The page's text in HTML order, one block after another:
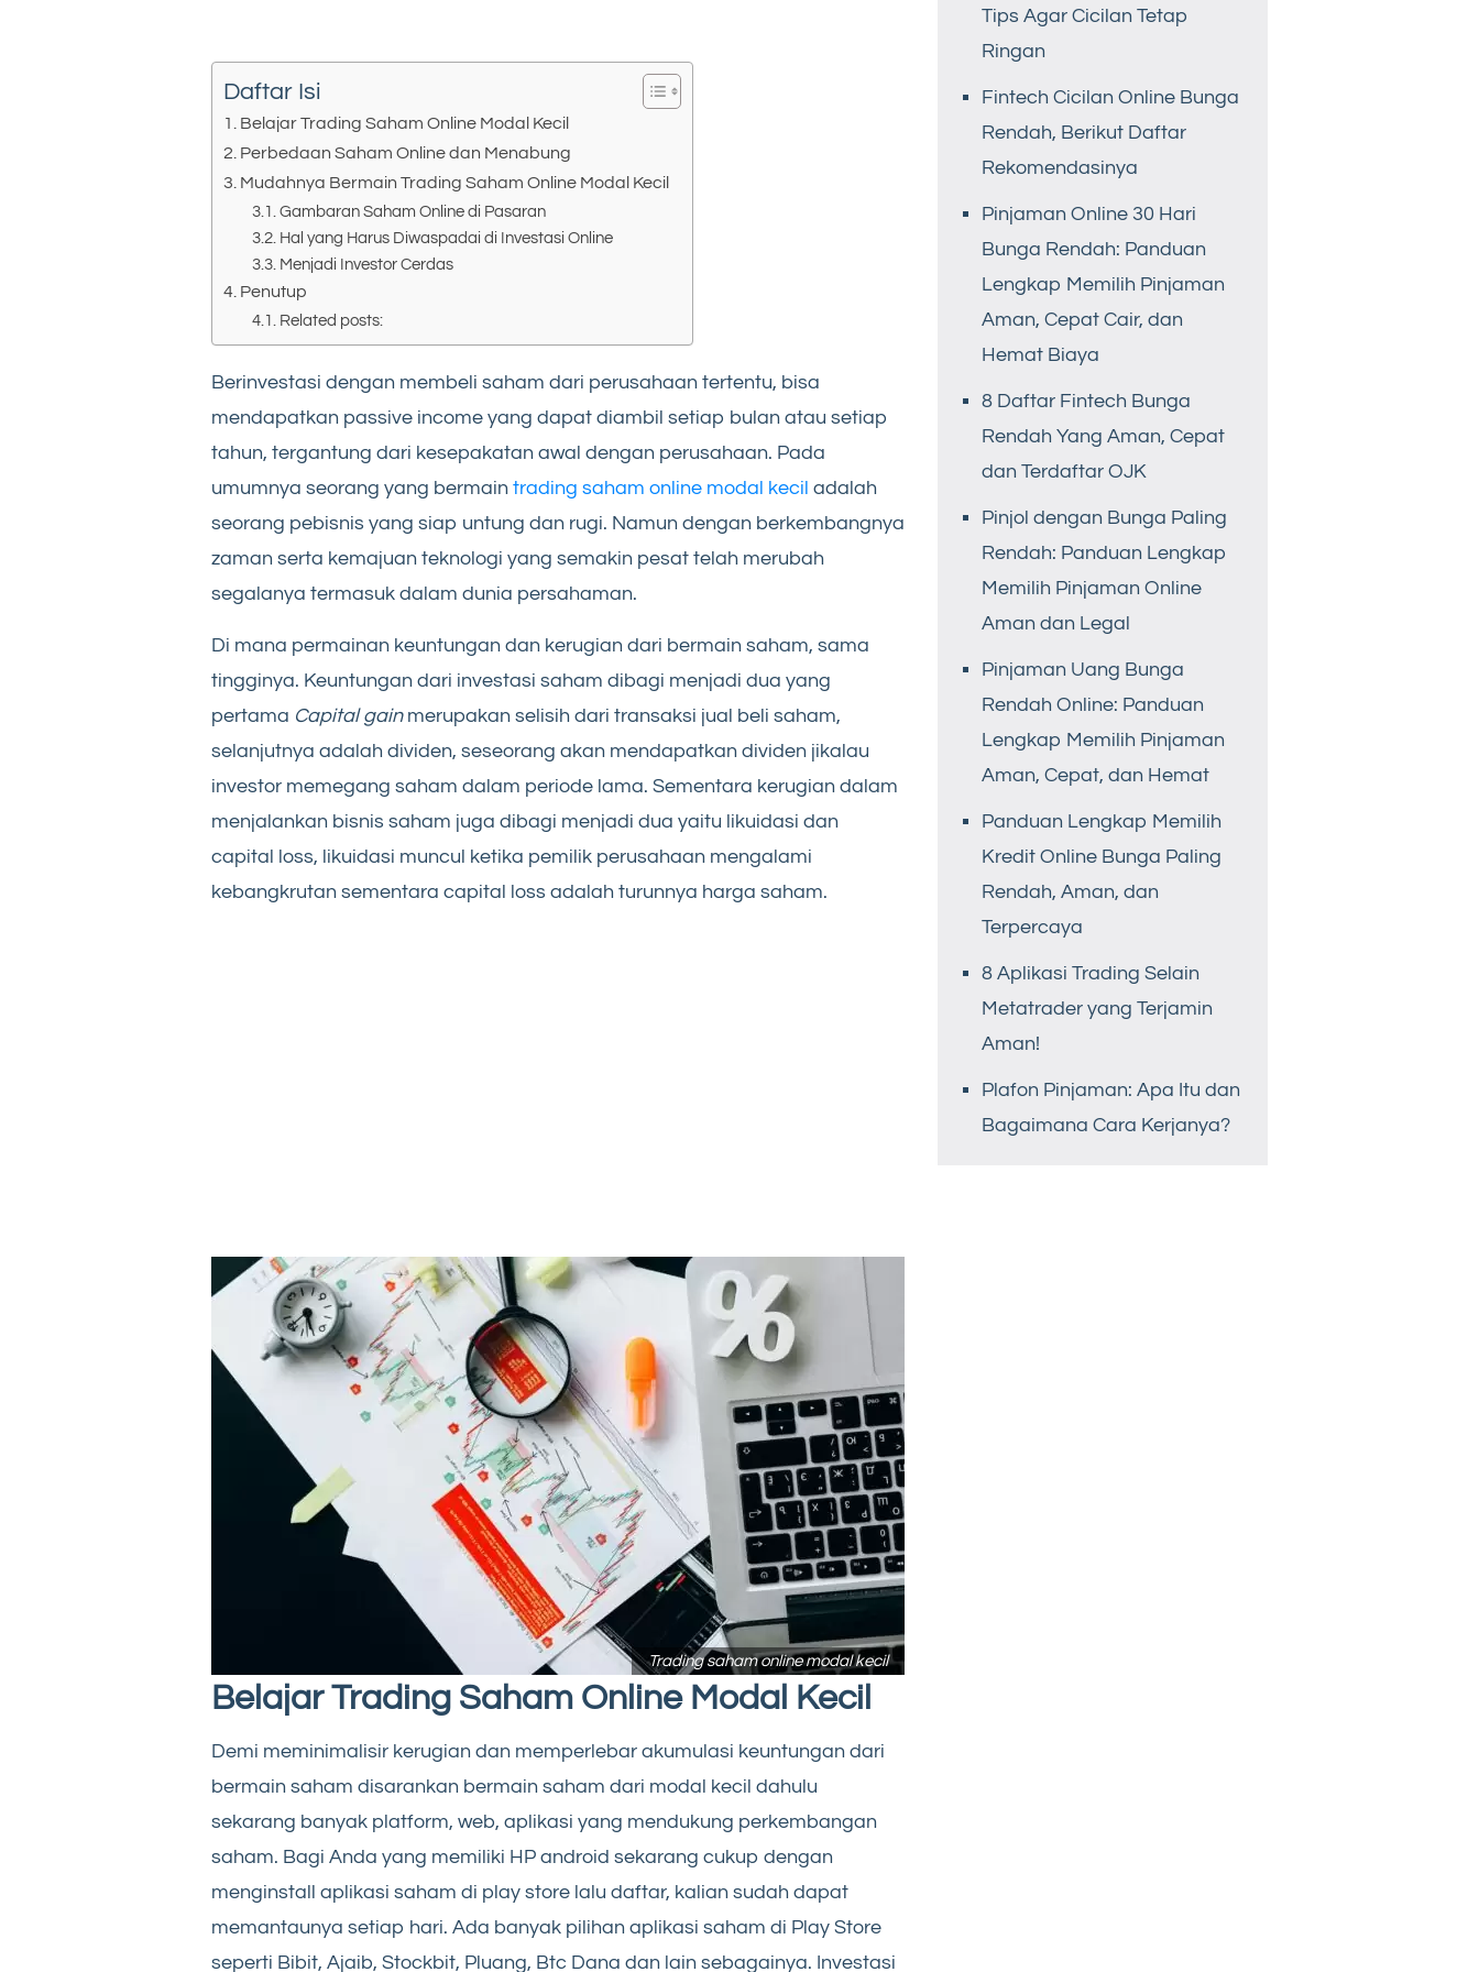
Daftar Isi
Belajar Trading Saham Online Modal Kecil
Perbedaan Saham Online dan Menabung
Mudahnya Bermain Trading Saham Online Modal Kecil
Gambaran Saham Online di Pasaran
Hal yang Harus Diwaspadai di Investasi Online
Menjadi Investor Cerdas
Penutup
Related posts:
Berinvestasi dengan membeli saham dari perusahaan tertentu, bisa
mendapatkan passive income yang dapat diambil setiap bulan atau setiap
tahun, tergantung dari kesepakatan awal dengan perusahaan. Pada
umumnya seorang yang bermain trading saham online modal kecil adalah
seorang pebisnis yang siap untung dan rugi. Namun dengan berkembangnya
zaman serta kemajuan teknologi yang semakin pesat telah merubah
segalanya termasuk dalam dunia persahaman.
Di mana permainan keuntungan dan kerugian dari bermain saham, sama
tingginya. Keuntungan dari investasi saham dibagi menjadi dua yang
pertama Capital gainmerupakan selisih dari transaksi jual beli saham,
selanjutnya adalah dividen, seseorang akan mendapatkan dividen jikalau
investor memegang saham dalam periode lama. Sementara kerugian dalam
menjalankan bisnis saham juga dibagi menjadi dua yaitu likuidasi dan
capital loss, likuidasi muncul ketika pemilik perusahaan mengalami
kebangkrutan sementara capital loss adalah turunnya harga saham.
Trading saham online modal kecil
Belajar Trading Saham Online Modal Kecil
Demi meminimalisir kerugian dan memperlebar akumulasi keuntungan dari
bermain saham disarankan bermain saham dari modal kecil dahulu
sekarang banyak platform, web, aplikasi yang mendukung perkembangan
saham. Bagi Anda yang memiliki HP android sekarang cukup dengan
menginstall aplikasi saham di play store lalu daftar, kalian sudah dapat
memantaunya setiap hari. Ada banyak pilihan aplikasi saham di Play Store
seperti Bibit, Ajaib, Stockbit, Pluang, Btc Dana dan lain sebagainya. Investasi
Tips Agar Cicilan Tetap
Ringan
Fintech Cicilan Online Bunga
Rendah, Berikut Daftar
Rekomendasinya
Pinjaman Online 30 Hari
Bunga Rendah: Panduan
Lengkap Memilih Pinjaman
Aman, Cepat Cair, dan
Hemat Biaya
8 Daftar Fintech Bunga
Rendah Yang Aman, Cepat
dan Terdaftar OJK
Pinjol dengan Bunga Paling
Rendah: Panduan Lengkap
Memilih Pinjaman Online
Aman dan Legal
Pinjaman Uang Bunga
Rendah Online: Panduan
Lengkap Memilih Pinjaman
Aman, Cepat, dan Hemat
Panduan Lengkap Memilih
Kredit Online Bunga Paling
Rendah, Aman, dan
Terpercaya
8 Aplikasi Trading Selain
Metatrader yang Terjamin
Aman!
Plafon Pinjaman: Apa Itu dan
Bagaimana Cara Kerjanya?